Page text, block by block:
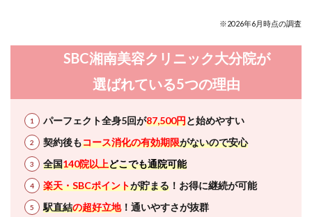
12
クリ
ニッ
ク大
分院
のよ
くあ
る質
問に
お答
えし
※2026年6月時点の調査
SBC湘南美容クリニック大分院が
選ばれている5つの理由
パーフェクト全身5回が87,500円と始めやすい
契約後もコース消化の有効期限がないので安心
全国140院以上どこでも通院可能
楽天・SBCポイントが貯まる ！お得に継続が可能
駅直結の超好立地！通いやすさが抜群